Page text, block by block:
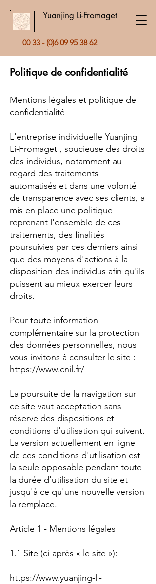
Yuanjing Li-Fromaget
00 33 - (0)6 09 95 38 62
Politique de confidentialité
Mentions légales et politique de
confidentialité
L'entreprise individuelle Yuanjing
Li-Fromaget , soucieuse des droits
des individus, notamment au
regard des traitements
automatisés et dans une volonté
de transparence avec ses clients, a
mis en place une politique
reprenant l'ensemble de ces
traitements, des finalités
poursuivies par ces derniers ainsi
que des moyens d'actions à la
disposition des individus afin qu'ils
puissent au mieux exercer leurs
droits.
Pour toute information
complémentaire sur la protection
des données personnelles, nous
vous invitons à consulter le site :
https://www.cnil.fr/
La poursuite de la navigation sur
ce site vaut acceptation sans
réserve des dispositions et
conditions d'utilisation qui suivent.
La version actuellement en ligne
de ces conditions d'utilisation est
la seule opposable pendant toute
la durée d'utilisation du site et
jusqu'à ce qu'une nouvelle version
la remplace.
Article 1 - Mentions légales
1.1 Site (ci-après « le site »):
https://www.yuanjing-li-